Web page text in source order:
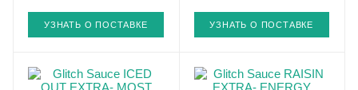
УЗНАТЬ О ПОСТАВКЕ УЗНАТЬ О ПОСТАВКЕ